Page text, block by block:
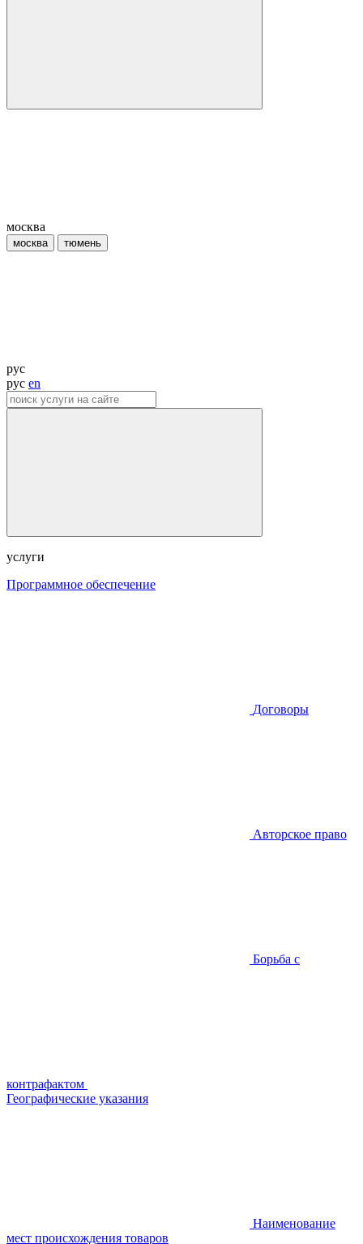
москва
москва тюмень
рус
рус en
услуги
Программное обеспечение
Договоры
Авторское право
Борьба с
контрафактом
Географические указания
Наименование
мест происхождения товаров